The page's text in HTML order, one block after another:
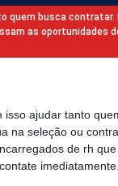
busca
as oportunidades
ajudar tanto
na seleção ou
de rh
imediatamente.